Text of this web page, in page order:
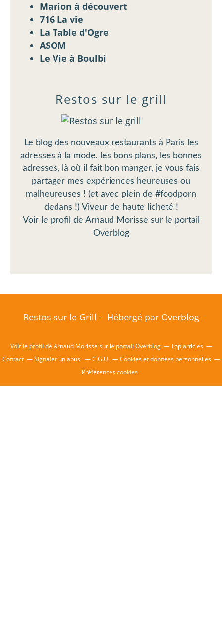
Restos sur le grill
Le blog des nouveaux restaurants à Paris les
adresses à la mode, les bons plans, les bonnes
adresses, là où il fait bon manger, je vous fais
partager mes expériences heureuses ou
malheureuses ! (et avec plein de #foodporn
dedans !) Viveur de haute licheté !
Voir le profil de Arnaud Morisse sur le portail
Overblog
Marion à découvert
716 La vie
La Table d'Ogre
ASOM
Le Vie à Boulbi
Restos sur le Grill - Hébergé par Overblog
Voir le profil de Arnaud Morisse sur le portail Overblog
Top articles
Contact
Signaler un abus C.G.U.
Cookies et données personnelles
Préférences cookies